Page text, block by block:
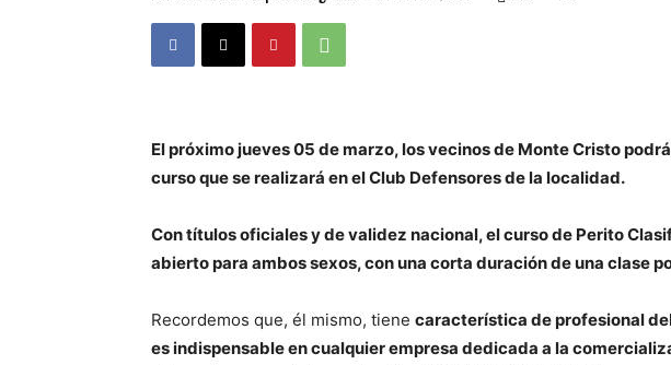
El próximo jueves 05 de marzo, los vecinos de Monte Cristo
curso que se realizará en el Club Defensores de la localidad.
Con títulos oficiales y de validez nacional, el curso de Perito
abierto para ambos sexos, con una corta duración de una clase
Recordemos que, él mismo, tiene característica de profesional
es indispensable en cualquier empresa dedicada a la